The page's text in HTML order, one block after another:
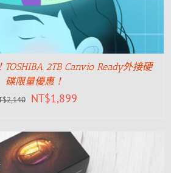
2TB Canvio Ready外接硬
碟限量優惠！
2,140 NT$1,899